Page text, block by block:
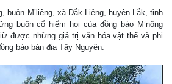
buôn M’liêng, xã Đắk Liêng, huyện Lắk, tỉnh
buôn cổ hiếm hoi của đồng bào M’nông
được những giá trị văn hóa vật thể và phi
bào bản địa Tây Nguyên.